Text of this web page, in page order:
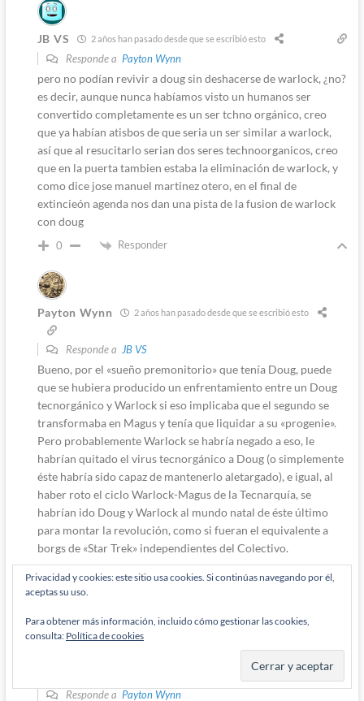
JB VS 2 años han pasado desde que se escribió esto
Responde a Payton Wynn
pero no podían revivir a doug sin deshacerse de warlock, ¿no?
es decir, aunque nunca habíamos visto un humanos ser
convertido completamente es un ser tchno orgánico, creo
que ya habían atisbos de que seria un ser similar a warlock,
así que al resucitarlo serian dos seres technoorganicos, creo
que en la puerta tambien estaba la eliminación de warlock, y
como dice jose manuel martinez otero, en el final de
extincieón agenda nos dan una pista de la fusion de warlock
con doug
0 Responder
Payton Wynn 2 años han pasado desde que se escribió esto
Responde a JB VS
Bueno, por el «sueño premonitorio» que tenía Doug, puede
que se hubiera producido un enfrentamiento entre un Doug
tecnorgánico y Warlock si eso implicaba que el segundo se
transformaba en Magus y tenía que liquidar a su «progenie».
Pero probablemente Warlock se habría negado a eso, le
habrían quitado el virus tecnorgánico a Doug (o simplemente
éste habría sido capaz de mantenerlo aletargado), e igual, al
haber roto el ciclo Warlock-Magus de la Tecnarquía, se
habrían ido Doug y Warlock al mundo natal de éste último
para montar la revolución, como si fueran el equivalente a
borgs de «Star Trek» independientes del Colectivo.
Last edited 2 años han pasado desde que se escribió esto by Payton Wynn
Responde a Payton Wynn
Privacidad y cookies: este sitio usa cookies. Si continúas navegando por él,
aceptas su uso.
Para obtener más información, incluido cómo gestionar las cookies,
consulta: Política de cookies